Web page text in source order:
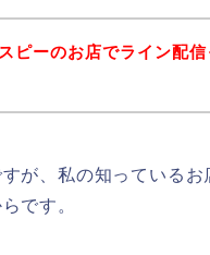
ピーのお店でライン配信
が、私の知っているお
です。